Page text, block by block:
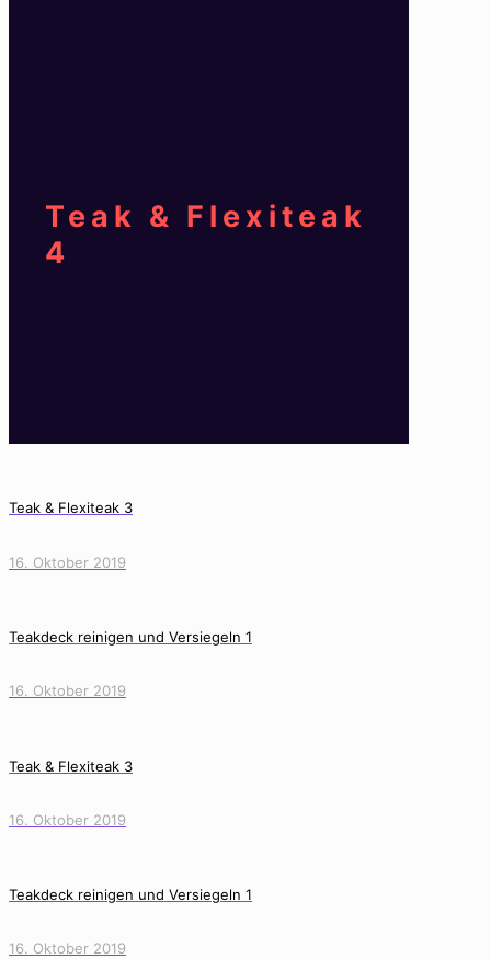
Teak & Flexiteak
4
Teak & Flexiteak 3
16. Oktober 2019
Teakdeck reinigen und Versiegeln 1
16. Oktober 2019
Teak & Flexiteak 3
16. Oktober 2019
Teakdeck reinigen und Versiegeln 1
16. Oktober 2019